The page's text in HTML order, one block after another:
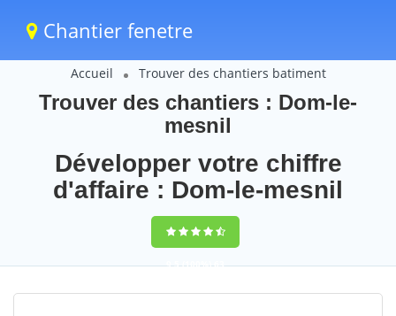
Chantier fenetre
Accueil Trouver des chantiers batiment
Trouver des chantiers : Dom-le-
mesnil
Développer votre chiffre
d'affaire : Dom-le-mesnil
9,5(100%)63
votes